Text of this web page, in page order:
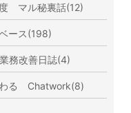
マル秘裏話(12)
ース(198)
務改善日誌(4)
わる Chatwork(8)